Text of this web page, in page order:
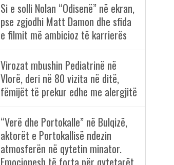
Si e solli Nolan “Odisenë” në ekran,
pse zgjodhi Matt Damon dhe sfida
e filmit më ambicioz të karrierës
Virozat mbushin Pediatrinë në
Vlorë, deri në 80 vizita në ditë,
fëmijët të prekur edhe me alergjitë
“Verë dhe Portokalle” në Bulqizë,
aktorët e Portokallisë ndezin
atmosferën në qytetin minator.